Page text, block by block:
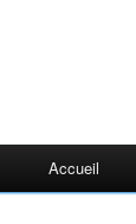
Accueil